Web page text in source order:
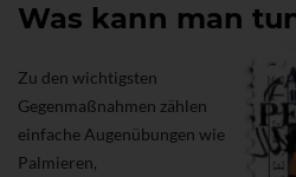
Was kann man
Zu den wichtigsten
Gegenmaßnahmen zählen
einfache Augenübungen wie
Palmieren,